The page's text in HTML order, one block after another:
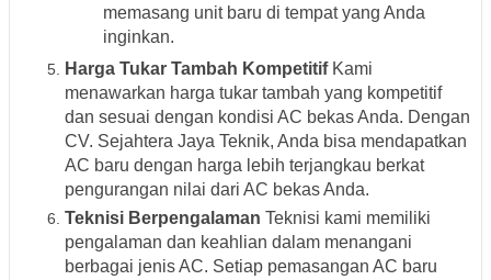
memasang unit baru di tempat yang Anda
inginkan.
Harga Tukar Tambah KompetitifKami
menawarkan harga tukar tambah yang kompetitif
dan sesuai dengan kondisi AC bekas Anda. Dengan
CV. Sejahtera Jaya Teknik, Anda bisa mendapatkan
AC baru dengan harga lebih terjangkau berkat
pengurangan nilai dari AC bekas Anda.
Teknisi Berpengalaman Teknisi kami memiliki
pengalaman dan keahlian dalam menangani
berbagai jenis AC. Setiap pemasangan AC baru